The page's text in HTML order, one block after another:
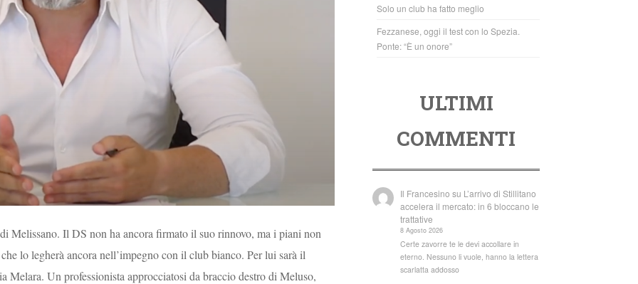
Melissano. Il DS non ha ancora firmato il suo rinnovo, ma i piani non
lo legherà ancora nell’impegno con il club bianco. Per lui sarà il
Melara. Un professionista approcciatosi da braccio destro di Meluso,
Solo un club ha fatto meglio
Fezzanese, oggi il test con lo Spezia.
Ponte: “È un onore”
ULTIMI
COMMENTI
Il Francesino su L’arrivo di Stillitano
accelera il mercato: in 6 bloccano le
trattative
8 Agosto 2026
Certe zavorre te le devi accollare in
eterno. Nessuno li vuole, hanno la lettera
scarlatta addosso